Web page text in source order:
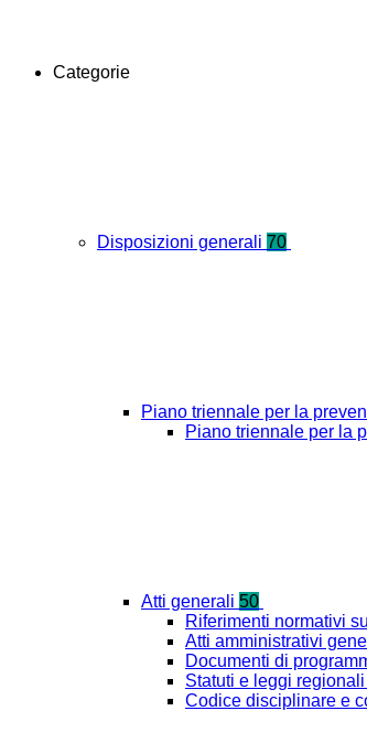
Categorie
Disposizioni generali 70
Piano triennale per la
Piano triennale per la
Atti generali 50
Riferimenti normativi
Atti amministrativi
Documenti di
Statuti e leggi regionali
Codice disciplinare e